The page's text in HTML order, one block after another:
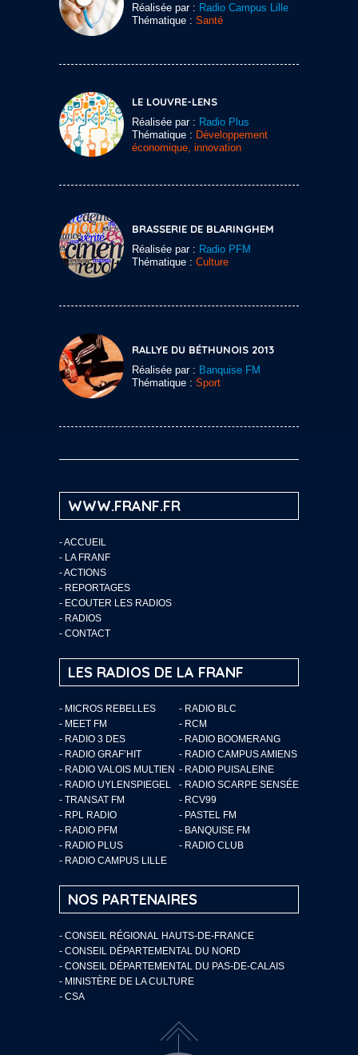
Réalisée par : Radio Campus Lille
Thématique : Santé
LE LOUVRE-LENS
Réalisée par : Radio Plus
Thématique : Développement
économique, innovation
BRASSERIE DE BLARINGHEM
Réalisée par : Radio PFM
Thématique : Culture
RALLYE DU BÉTHUNOIS 2013
Réalisée par : Banquise FM
Thématique : Sport
WWW.FRANF.FR
-ACCUEIL
- LA FRANF
-ACTIONS
- REPORTAGES
- ECOUTER LES RADIOS
- RADIOS
- CONTACT
LES RADIOS DE LA FRANF
- MICROS REBELLES
- RADIO BLC
- MEET FM
- RCM
- RADIO 3 DES
- RADIO BOOMERANG
- RADIO GRAF’HIT
- RADIO CAMPUS AMIENS
- RADIO VALOIS MULTIEN - RADIO PUISALEINE
- RADIO UYLENSPIEGEL
- RADIO SCARPE SENSÉE
- TRANSAT FM
- RCV99
- RPL RADIO
- PASTEL FM
- RADIO PFM
- BANQUISE FM
- RADIO PLUS
- RADIO CLUB
- RADIO CAMPUS LILLE
NOS PARTENAIRES
- CONSEIL RÉGIONAL HAUTS-DE-FRANCE
- CONSEIL DÉPARTEMENTAL DU NORD
- CONSEIL DÉPARTEMENTAL DU PAS-DE-CALAIS
- MINISTÈRE DE LA CULTURE
- CSA